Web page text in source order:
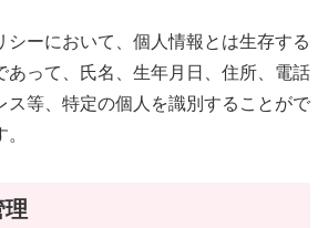
シーにおいて、個人情報とは生存する
あって、氏名、生年月日、住所、電話
ス等、特定の個人を識別することがで
理